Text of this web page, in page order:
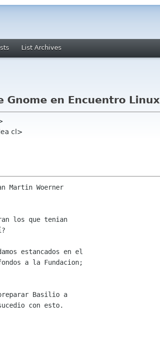
List Archives
Gnome en Encuentro Linux
cl>
Martin Woerner
los que tenian
estancados en el
a la Fundacion;
Basilio a
con esto.